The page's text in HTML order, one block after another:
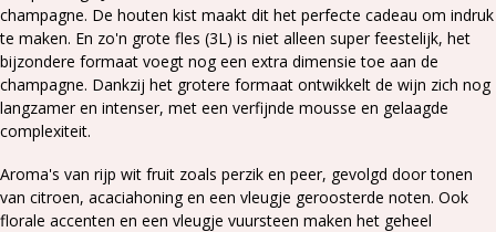
champagne. De houten kist maakt dit het perfecte cadeau om indruk
te maken. En zo'n grote fles (3L) is niet alleen super feestelijk, het
bijzondere formaat voegt nog een extra dimensie toe aan de
champagne. Dankzij het grotere formaat ontwikkelt de wijn zich nog
langzamer en intenser, met een verfijnde mousse en gelaagde
complexiteit.
Aroma's van rijp wit fruit zoals perzik en peer, gevolgd door tonen
van citroen, acaciahoning en een vleugje geroosterde noten. Ook
florale accenten en een vleugje vuursteen maken het geheel